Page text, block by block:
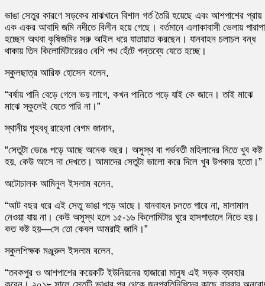
ভাঙা সেতুর কারণে সড়কের মাঝখানে বিশাল গর্ত তৈরি হয়েছে এবং আশপাশের প্রায়
এক একর আবাদি জমি নদীতে বিলীন হয়ে গেছে। বর্তমানে এলাকাবাসী ভেলায়
হচ্ছেন অথবা কৃষিজমির সরু আইল ধরে যাতায়াত করছেন। যানবাহন চলাচল বন্ধ
থাকায় তিন কিলোমিটারেরও বেশি পথ হেঁটে গন্তব্যে যেতে হচ্ছে।
স্কুলছাত্র আরিফ হোসেন বলেন,
“বর্ষায় পানি বেড়ে গেলে ভয় লাগে, কখন পানিতে পড়ে যাই কে জানে। তাই মাঝে
মাঝে স্কুলেই যেতে পারি না।”
স্থানীয় গৃহবধূ রাহেনা বেগম জানান,
“সেতুটা ভেঙে পড়ে আছে অনেক বছর। অসুস্থ বা গর্ভবতী মহিলাদের নিতে খুব কষ্ট
হয়, কেউ আসে না দেখতে। আমাদের সেতুটা ভালো করে দিলে খুব উপকার হতো।”
অটোচালক আমিনুল ইসলাম বলেন,
“আট বছর ধরে এই সেতু ভাঙা পড়ে আছে। যানবাহন চলতে পারে না, মালামাল
নেওয়া যায় না। কেউ অসুস্থ হলে ১৫-১৬ কিলোমিটার ঘুরে হাসপাতালে নিতে হয়।
কত কষ্ট হয়—সে তো কেবল আমরাই জানি।”
স্কুলশিক্ষক মঞ্জুরুল ইসলাম বলেন,
“তবকপুর ও আশপাশের কয়েকটি ইউনিয়নের হাজারো মানুষ এই সড়ক ব্যবহার